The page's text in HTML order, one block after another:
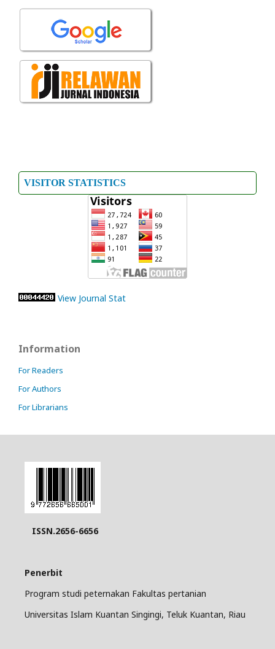
VISITOR STATISTICS
View Journal Stat
Information
For Readers
For Authors
For Librarians
ISSN.2656-6656
Penerbit
Program studi peternakan Fakultas pertanian
Universitas Islam Kuantan Singingi, Teluk Kuantan, Riau